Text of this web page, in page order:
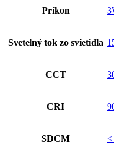
Príkon
Svetelný tok zo svietidla
CCT
CRI
SDCM <